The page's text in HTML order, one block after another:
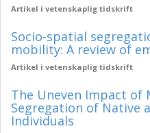
Artikel i vetenskaplig tidskrift
Socio-spatial
mobility: A review of
Artikel i vetenskaplig tidskrift
The Uneven Impact of
Segregation of Native
Individuals